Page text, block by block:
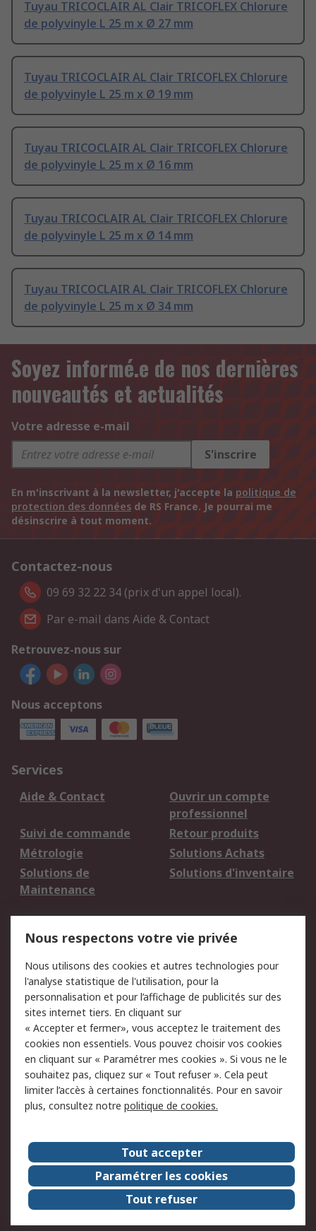
Tuyau TRICOCLAIR AL Clair TRICOFLEX Chlorure
de polyvinyle L 25 m x Ø 27 mm
Tuyau TRICOCLAIR AL Clair TRICOFLEX Chlorure
de polyvinyle L 25 m x Ø 19 mm
Tuyau TRICOCLAIR AL Clair TRICOFLEX Chlorure
de polyvinyle L 25 m x Ø 16 mm
Tuyau TRICOCLAIR AL Clair TRICOFLEX Chlorure
de polyvinyle L 25 m x Ø 14 mm
Tuyau TRICOCLAIR AL Clair TRICOFLEX Chlorure
de polyvinyle L 25 m x Ø 34 mm
Soyez informé.e de nos dernières
nouveautés et actualités
Votre adresse e-mail
S'inscrire
En m'inscrivant à la newsletter, j'accepte la politique de
protection des données de RS France. Je pourrai me
désinscrire à tout moment.
Contactez-nous
09 69 32 22 34 (prix d'un appel local).
Par e-mail dans Aide & Contact
Retrouvez-nous sur
Nous acceptons
Services
Aide & Contact
Ouvrir un compte
professionnel
Suivi de commande
Retour produits
Métrologie
Solutions Achats
Solutions de
Maintenance
Solutions d'inventaire
du site
Politique de protection
des données - Mise à
jour
Sécurité des E-mails
Conditions générales
de vente
Politique anti-
corruption
Campagnes marketing
A propos de RS
A propos de RS France
Evénements
Le groupe RS Group Plc
Presse
RS dans le monde
Démarche RSE
Nous rejoindre
RS Particuliers
Nous respectons votre vie privée
Nous utilisons des cookies et autres technologies pour
l'analyse statistique de l'utilisation, pour la
personnalisation et pour l’affichage de publicités sur des
sites internet tiers. En cliquant sur
« Accepter et fermer», vous acceptez le traitement des
cookies non essentiels. Vous pouvez choisir vos cookies
en cliquant sur « Paramétrer mes cookies ». Si vous ne le
souhaitez pas, cliquez sur « Tout refuser ». Cela peut
limiter l’accès à certaines fonctionnalités. Pour en savoir
plus, consultez notre politique de cookies.
Tout accepter
Paramétrer les cookies
Tout refuser